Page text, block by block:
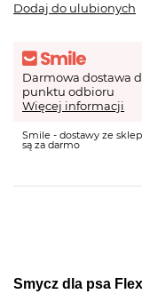
Dodaj do ulubionych
Darmowa dostawa
punktu odbioru
Więcej informacji
Smile - dostawy ze
są za darmo
Smycz dla psa